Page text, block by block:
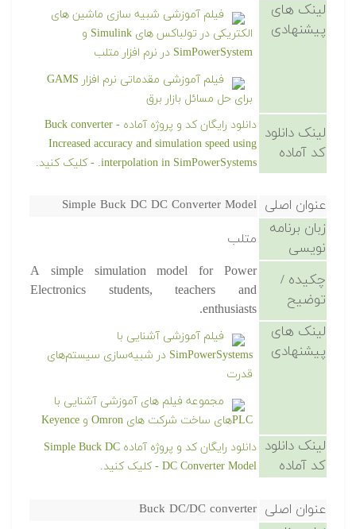
لینک های
پیشنهادی
فیلم آموزشی شبیه سازی ماشین های
الکتریکی در تولباکس های Simulink و
SimPowerSystem در نرم افزار متلب
فیلم آموزشی مقدماتی نرم افزار GAMS
برای حل مسائل بازار برق
لینک دانلود
کد آماده
دانلود رایگان کد و پروژه آماده Buck converter -
Increased accuracy and simulation speed using
interpolation in SimPowerSystems. - کلیک کنید.
عنوان اصلی Simple Buck DC DC Converter Model
زبان برنامه
نویسی
متلب
چکیده /
توضیح
A simple simulation model for Power
Electronics students, teachers and
enthusiasts.
لینک های
پیشنهادی
فیلم آموزشی آشنایی با
SimPowerSystems در شبیه‌سازی سیستم‌های
قدرت
مجموعه فیلم های آموزشی آشنایی با
PLCهای ساخت شرکت های Omron و Keyence
لینک دانلود
کد آماده
دانلود رایگان کد و پروژه آماده Simple Buck DC
DC Converter Model - کلیک کنید.
عنوان اصلی Buck DC/DC converter